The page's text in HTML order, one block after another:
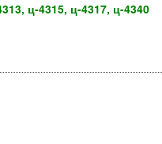
ц-4315, ц-4317, ц-4340